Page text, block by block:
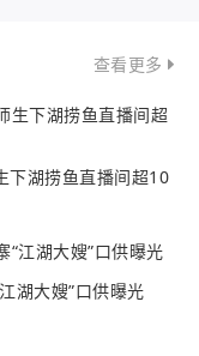
查看更多
下湖捞鱼直播间超10
湖大嫂”口供曝光